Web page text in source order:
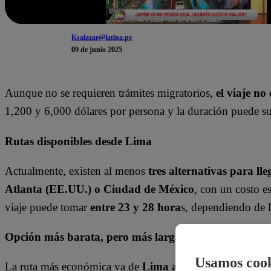
Ksalazar@latina.pe
09 de junio 2025
Aunque no se requieren trámites migratorios, el viaje no
1,200 y 6,000 dólares por persona y la duración puede
Rutas disponibles desde Lima
Actualmente, existen al menos tres alternativas para
Atlanta (EE.UU.) o Ciudad de México, con un costo
viaje puede tomar entre 23 y 28 horas, dependiendo de
Opción más barata, pero más larga
La ruta más económica va de Lima a París, luego a
Usamos